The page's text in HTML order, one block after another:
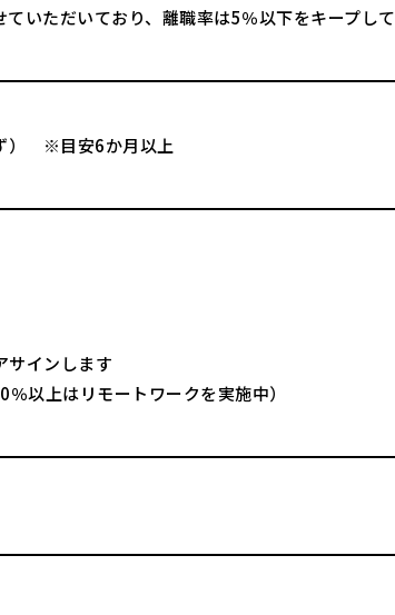
いただいており、離職率は5％以下をキープして
） ※目安6か月以上
サインします
以上はリモートワークを実施中）